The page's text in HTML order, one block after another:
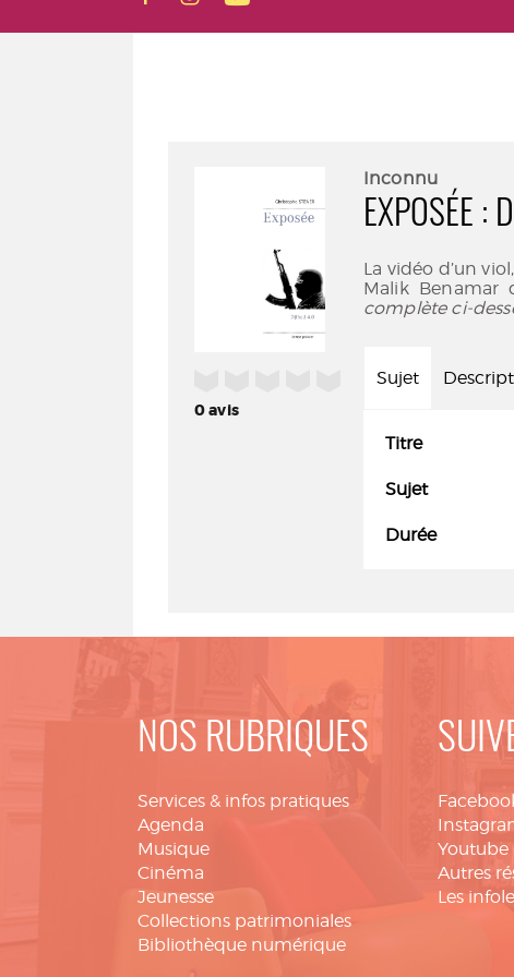
0avis
Inconnu
EXPOSÉE :
La vidéo d’un
Malik Benamar
complète ci-
Sujet
Titre
Sujet
Durée
NOS RUBRIQUES
Services & infos pratiques
Agenda
Musique
Cinéma
Jeunesse
Collections patrimoniales
Bibliothèque numérique
Youtube
Autres
Les